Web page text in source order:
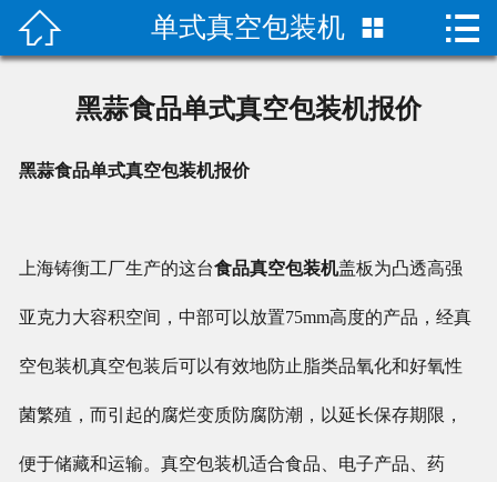
 首页
荣誉资质
技术指导
新闻动态
 单式真空包装机  
黑蒜食品单式真空包装机报价
黑蒜食品单式真空包装机报价
上海铸衡工厂生产的这台食品真空包装机盖板为凸透高强
亚克力大容积空间，中部可以放置75mm高度的产品，经真
空包装机真空包装后可以有效地防止脂类品氧化和好氧性
菌繁殖，而引起的腐烂变质防腐防潮，以延长保存期限，
便于储藏和运输。真空包装机适合食品、电子产品、药